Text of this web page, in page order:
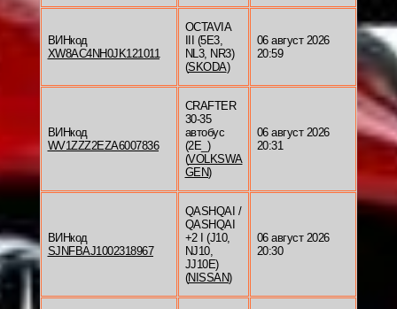
ВИНкод
XW8AC4NH0JK121011
OCTAVIA
III (5E3,
NL3, NR3)
(SKODA)
06 август 2026
20:59
ВИНкод
WV1ZZZ2EZA6007836
CRAFTER
30-35
автобус
(2E_)
(VOLKSWA
GEN)
06 август 2026
20:31
ВИНкод
SJNFBAJ1002318967
QASHQAI /
QASHQAI
+2 I (J10,
NJ10,
JJ10E)
(NISSAN)
06 август 2026
20:30